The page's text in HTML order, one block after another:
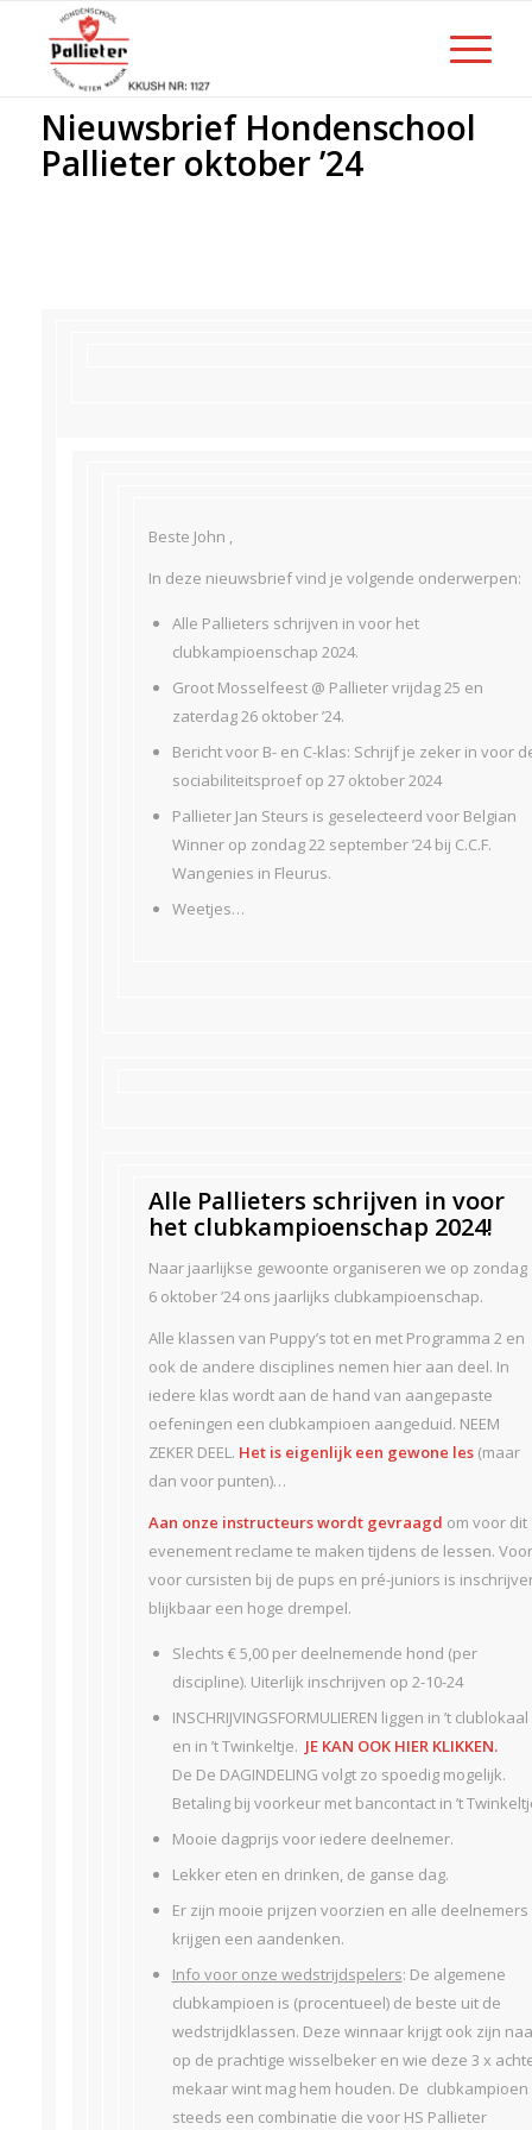
Nieuwsbrief Hondenschool
Pallieter oktober ’24
Beste John ,
In deze nieuwsbrief vind je volgende onderwerpen:
Alle Pallieters schrijven in voor het
clubkampioenschap 2024.
Groot Mosselfeest @ Pallieter vrijdag 25 en
zaterdag 26 oktober ’24.
Bericht voor B- en C-klas: Schrijf je zeker in voor
sociabiliteitsproef op 27 oktober 2024
Pallieter Jan Steurs is geselecteerd voor Belgian
Winner op zondag 22 september ’24 bij C.C.F.
Wangenies in Fleurus.
Weetjes…
Alle Pallieters schrijven in voor
het clubkampioenschap 2024!
Naar jaarlijkse gewoonte organiseren we op zondag
6 oktober ’24 ons jaarlijks clubkampioenschap.
Alle klassen van Puppy’s tot en met Programma 2 en
ook de andere disciplines nemen hier aan deel. In
iedere klas wordt aan de hand van aangepaste
oefeningen een clubkampioen aangeduid. NEEM
ZEKER DEEL. Het is eigenlijk een gewone les(maar
dan voor punten)…
Aan onze instructeurs wordt gevraagd om voor dit
evenement reclame te maken tijdens de lessen.
voor cursisten bij de pups en pré-juniors is
blijkbaar een hoge drempel.
Slechts € 5,00 per deelnemende hond (per
discipline). Uiterlijk inschrijven op 2-10-24
INSCHRIJVINGSFORMULIEREN liggen in ’t clublokaal
en in ’t Twinkeltje. JE KAN OOK HIER KLIKKEN.
De De DAGINDELING volgt zo spoedig mogelijk.
Betaling bij voorkeur met bancontact in ’t
Mooie dagprijs voor iedere deelnemer.
Lekker eten en drinken, de ganse dag.
Er zijn mooie prijzen voorzien en alle deelnemers
krijgen een aandenken.
Info voor onze wedstrijdspelers: De algemene
clubkampioen is (procentueel) de beste uit de
wedstrijdklassen. Deze winnaar krijgt ook zijn
op de prachtige wisselbeker en wie deze 3 x
mekaar wint mag hem houden. De clubkampioen
steeds een combinatie die voor HS Pallieter